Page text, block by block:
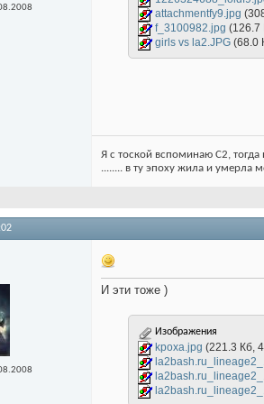
attachmentfy9.jpg
f_3100982.jpg (126.7
girls vs la2.JPG (68.0
Я с тоской вспоминаю С2,
........ в ту эпоху жила и умерла
И эти тоже )
Изображения
kpoxa.jpg (221.3 Кб,